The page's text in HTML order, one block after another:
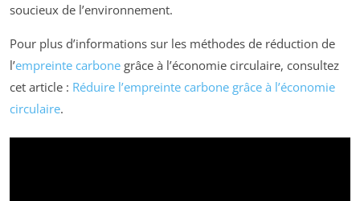
soucieux de l’environnement.
Pour plus d’informations sur les méthodes de réduction de
l’empreinte carbone grâce à l’économie circulaire, consultez
cet article : Réduire l’empreinte carbone grâce à l’économie
circulaire.